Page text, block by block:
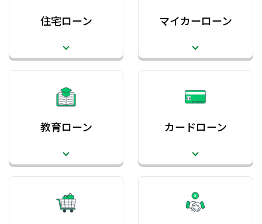
住宅ローン マイカーローン
教育ローン カードローン